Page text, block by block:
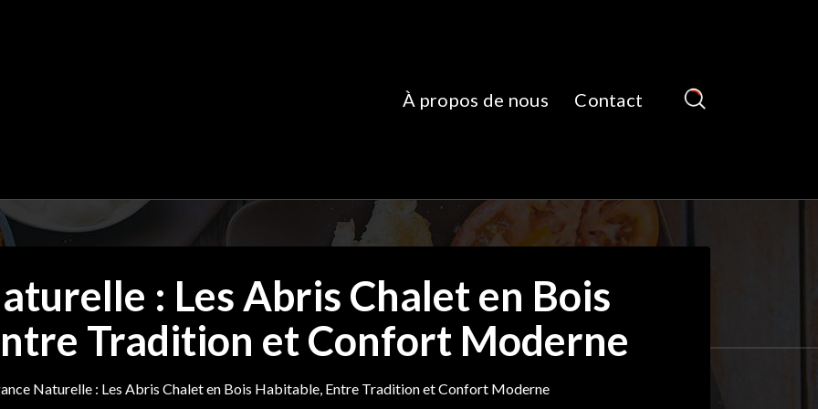
À propos de nous Contact
: Les Abris Chalet en Bois
Tradition et Confort Moderne
Naturelle : Les Abris Chalet en Bois Habitable, Entre Tradition et Confort Moderne